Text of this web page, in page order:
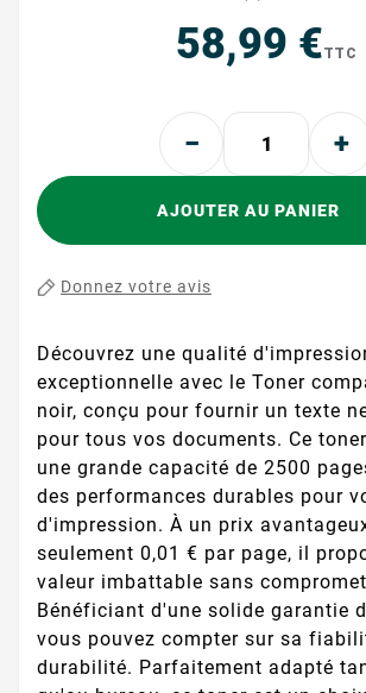
58,99 €TTC
AJOUTER AU PANIER
Donnez votre avis
Découvrez une qualité
exceptionnelle avec le Toner
noir, conçu pour fournir un texte
pour tous vos documents. Ce
une grande capacité de 2500
des performances durables pour
d'impression. À un prix
seulement 0,01 € par page, il
valeur imbattable sans
Bénéficiant d'une solide garantie
vous pouvez compter sur sa
durabilité. Parfaitement adapté